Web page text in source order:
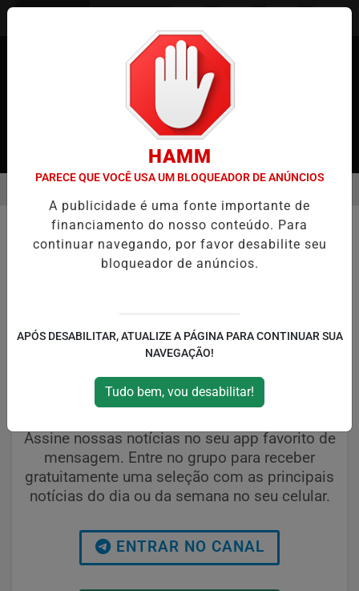
EM ALTA
RECEBA NOTÍCIAS PORMENSAGEM
Assine nossas notícias no seu app favorito de
mensagem. Entre no grupo para receber
gratuitamente uma seleção com as principais
notícias do dia ou da semana no seu celular.
ENTRAR NO CANAL
HAMM
PARECE QUE VOCÊ USA UM BLOQUEADOR DE ANÚNCIOS
A publicidade é uma fonte importante de
financiamento do nosso conteúdo. Para
continuar navegando, por favor desabilite seu
bloqueador de anúncios.
APÓS DESABILITAR, ATUALIZE A PÁGINA PARA CONTINUAR SUA
NAVEGAÇÃO!
Tudo bem, vou desabilitar!